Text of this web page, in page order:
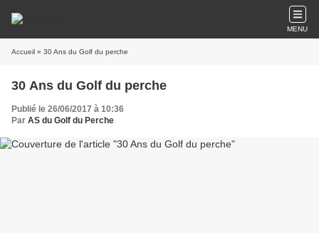
MENU
Accueil » 30 Ans du Golf du perche
30 Ans du Golf du perche
Publié le 26/06/2017 à 10:36
Par AS du Golf du Perche